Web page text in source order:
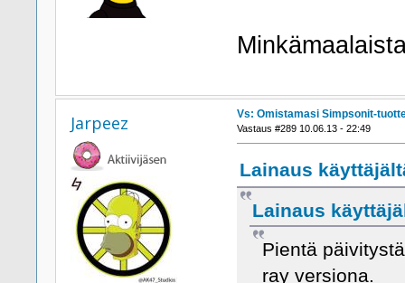
Jarpeez Vs: Omistamasi Simpsonit-
Vastaus #289 10.06.13 - 22:49
Lainaus
Lainaus
Pientä
ray versiona.